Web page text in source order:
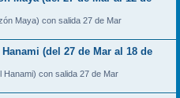
Maya) con salida 27 de Mar
(del 27 de Mar al 18 de
Hanami) con salida 27 de Mar